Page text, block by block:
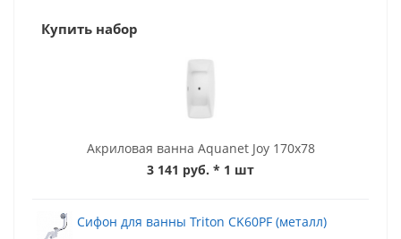
Купить набор
Акриловая ванна Aquanet Joy 170x78
3 141 руб. * 1 шт
Сифон для ванны Triton CK60PF (металл)